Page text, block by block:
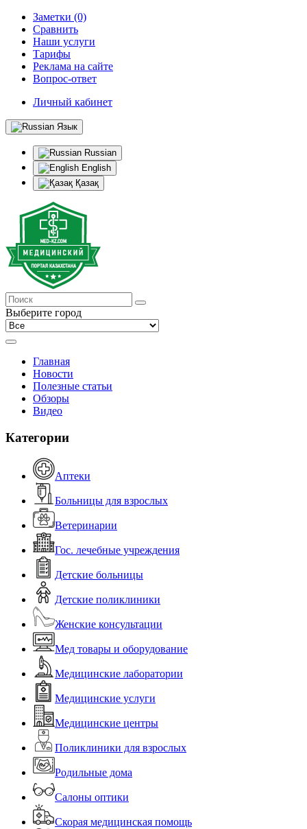
Заметки (0)
Сравнить
Наши услуги
Тарифы
Реклама на сайте
Вопрос-ответ
Личный кабинет
Язык
Russian
English
Қазақ
Выберите город
Главная
Новости
Полезные статьи
Обзоры
Видео
Категории
Аптеки
Больницы для взрослых
Ветеринарии
Гос. лечебные учреждения
Детские больницы
Детские поликлиники
Женские консультации
Мед товары и оборудование
Медицинские лаборатории
Медицинские услуги
Медицинские центры
Поликлиники для взрослых
Родильные дома
Салоны оптики
Скорая медицинская помощь